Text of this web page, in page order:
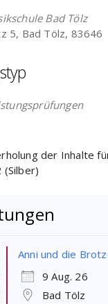
Bad Tölz
5, Bad Tölz, 83646
der Inhalte
(Silber)
Anni und die
9 Aug. 26
Bad Tölz